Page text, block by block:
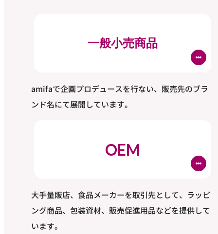
一般小売商品
amifaで企画プロデュースを行ない、販売先のブラ
ンド名にて展開しています。
OEM
大手量販店、食品メーカーを取引先として、ラッピ
ング商品、包装資材、販売促進用品などを提供して
います。